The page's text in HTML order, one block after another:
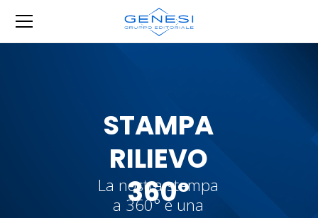
STAMPA
RILIEVO
360°
La nostra stampa
a 360° è una